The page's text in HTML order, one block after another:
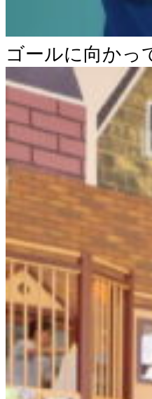
ゴールに向かっ